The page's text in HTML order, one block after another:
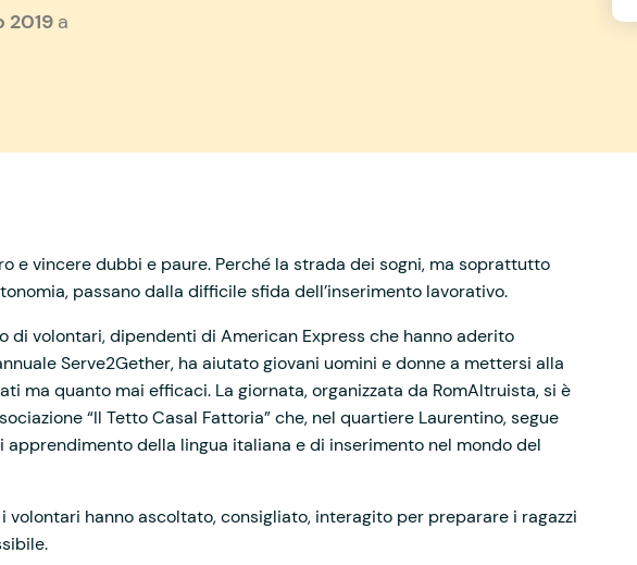
2019 a
e vincere dubbi e paure. Perché la strada dei sogni, ma soprattutto
passano dalla difficile sfida dell’inserimento lavorativo.
di volontari, dipendenti di American Express che hanno aderito
Serve2Gether, ha aiutato giovani uomini e donne a mettersi alla
ma quanto mai efficaci. La giornata, organizzata da RomAltruista, si è
“Il Tetto Casal Fattoria” che, nel quartiere Laurentino, segue
della lingua italiana e di inserimento nel mondo del
volontari hanno ascoltato, consigliato, interagito per preparare i ragazzi